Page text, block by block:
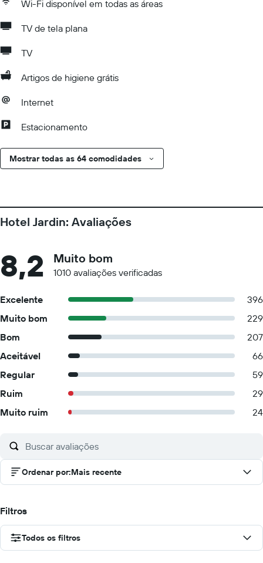
Wi-Fi disponível em todas as áreas
TV de tela plana
TV
Artigos de higiene grátis
Internet
Estacionamento
Mostrar todas as 64 comodidades
Hotel Jardin: Avaliações
8,2 Muito bom
1010 avaliações verificadas
Excelente
396
Muito bom
229
Bom
207
Aceitável
66
Regular
59
Ruim
29
Muito ruim
24
Ordenar por:Mais recente
Filtros
Todos os filtros